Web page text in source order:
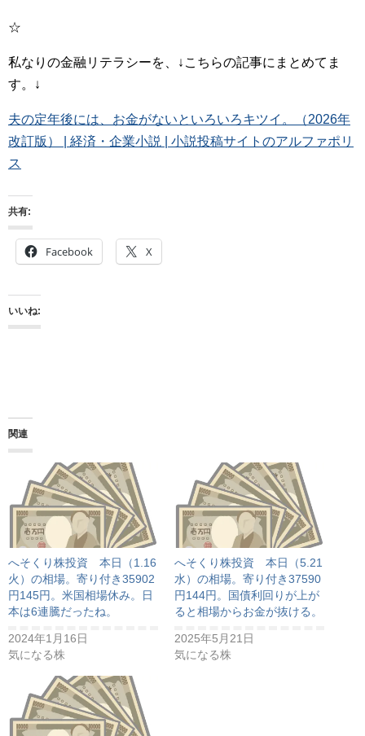
☆
私なりの金融リテラシーを、↓こちらの記事にまとめてま
す。↓
夫の定年後には、お金がないといろいろキツイ。（2026年
改訂版） | 経済・企業小説 | 小説投稿サイトのアルファポリ
ス
共有:
Facebook X
いいね:
関連
へそくり株投資 本日（1.16
火）の相場。寄り付き35902
円145円。米国相場休み。日
本は6連騰だったね。
2024年1月16日
気になる株
へそくり株投資 本日（5.21
水）の相場。寄り付き37590
円144円。国債利回りが上が
ると相場からお金が抜ける。
2025年5月21日
気になる株